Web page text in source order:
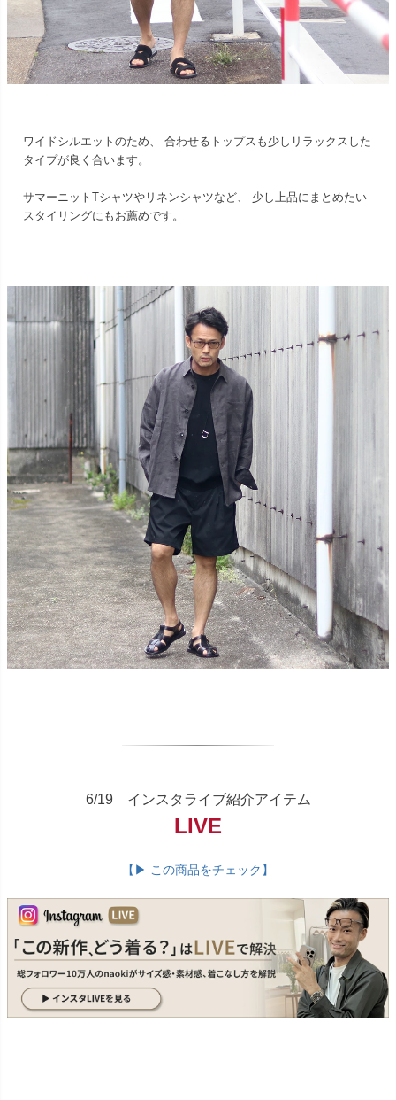
ワイドシルエットのため、 合わせるトップスも少しリラックスした
タイプが良く合います。
サマーニットTシャツやリネンシャツなど、 少し上品にまとめたい
スタイリングにもお薦めです。
6/19 インスタライブ紹介アイテム
LIVE
【▶ この商品をチェック】